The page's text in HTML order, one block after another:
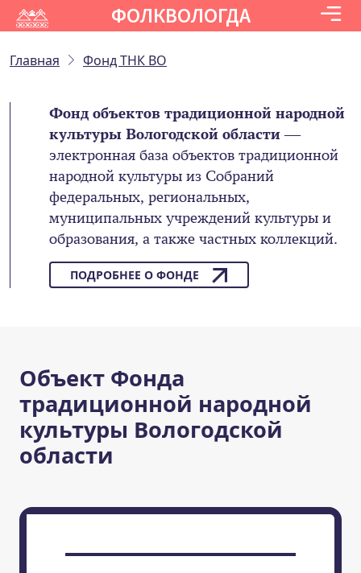
ФОЛКВОЛОГДА
Главная Фонд ТНК ВО
Фонд объектов традиционной народной
культуры Вологодской области—
электронная база объектов традиционной
народной культуры из Собраний
федеральных, региональных,
муниципальных учреждений культуры и
образования, а также частных коллекций.
ПОДРОБНЕЕ О ФОНДЕ
Объект Фонда
традиционной народной
культуры Вологодской
области